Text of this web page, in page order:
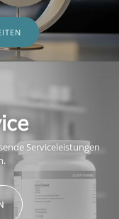
Serviceleistungen